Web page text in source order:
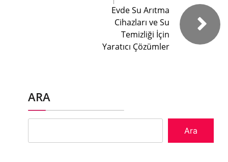
Evde Su Arıtma
Cihazları ve Su
Temizliği İçin
Yaratıcı Çözümler
ARA
Ara